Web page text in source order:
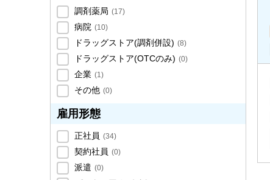
調剤薬局 (17)
病院 (10)
ドラッグストア(調剤併設) (8)
ドラッグストア(OTCのみ) (0)
企業 (1)
その他 (0)
雇用形態
正社員 (34)
契約社員 (0)
派遣 (0)